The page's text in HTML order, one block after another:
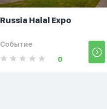
Russia Halal Expo
Событие
0